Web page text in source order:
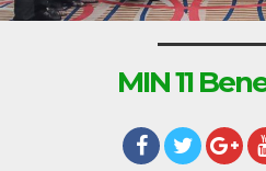
MIN 11